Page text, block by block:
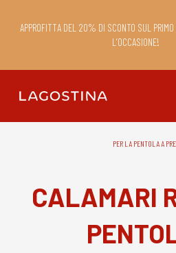
APPROFITTA DEL 20% DI SCONTO SUL PRIMO
L’OCCASIONE!
PER LA PENTOLA A
CALAMARI